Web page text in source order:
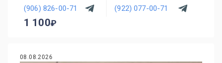
(906) 826-00-71 (922) 077-00-71
1 100
08.08.2026